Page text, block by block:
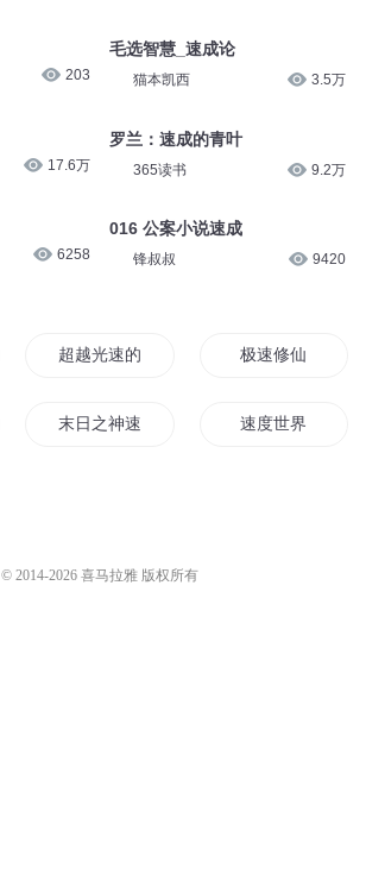
203
17.6万
6258
毛选智慧_速成论
猫本凯西 3.5万
罗兰：速成的青叶
365读书 9.2万
016 公案小说速成
锋叔叔 9420
超越光速的男人 极速修仙
末日之神速大师 速度世界
© 2014-2026 喜马拉雅 版权所有